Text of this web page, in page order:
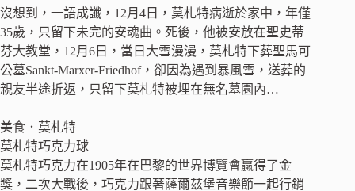
沒想到，一語成讖，12月4日，莫札特病逝於家中，年僅
35歲，只留下未完的安魂曲。死後，他被安放在聖史蒂
芬大教堂，12月6日，當日大雪漫漫，莫札特下葬聖馬可
公墓Sankt-Marxer-Friedhof，卻因為遇到暴風雪，送葬的
親友半途折返，只留下莫札特被埋在無名墓園內…
美食．莫札特
莫札特巧克力球
莫札特巧克力在1905年在巴黎的世界博覽會贏得了金
獎，二次大戰後，巧克力跟著薩爾茲堡音樂節一起行銷